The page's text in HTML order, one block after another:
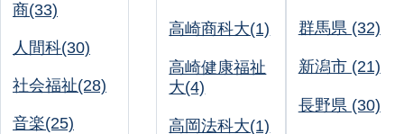
商(33)
人間科(30)
社会福祉(28)
音楽(25)
高崎商科大(1)
高崎健康福祉
大(4)
高岡法科大(1)
群馬県 (32)
新潟市 (21)
長野県 (30)